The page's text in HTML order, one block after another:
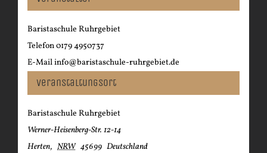
Veranstaltungsort
Baristaschule Ruhrgebiet
Werner-Heisenberg-Str. 12-14
Herten, NRW 45699 Deutschland
Baristaschule Ruhrgebiet
Telefon0179 4950737
E-Mailinfo@baristaschule-ruhrgebiet.de